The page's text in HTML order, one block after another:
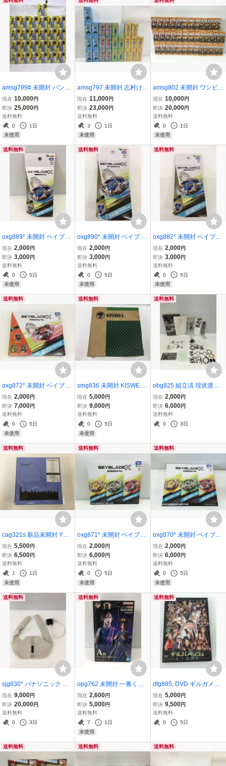
amsg799# 未開封 バンダ
イ キルアオ フィギュア 大
狼十三 25個まとめ売り
現在 10,000円
即決 25,000円
送料無料
0
1日
未使用
amsg797 未開封 志村けん
ワールドコレクタブルフ
ィギュアvol.2 4種 バカ殿
様 変なおじさん 志村園長
白鳥 26個セット
現在 11,000円
即決 23,000円
送料無料
3
1日
未使用
amsg802 未開封 ワンピー
ス ワールドコレクタブル
フィギュア 赤髪海賊団VS
バルトロメオ 35点セット
B×13 D×11 E×11
現在 10,000円
即決 20,000円
送料無料
0
1日
未使用
送料無料
oxg889* 未開封 ベイブレ
ードX BX-06 ナイトシー
ルド 3-80N タカラトミー
※韓国版
現在 2,000円
即決 3,000円
送料無料
0
5日
未使用
送料無料
oxg890* 未開封 ベイブレ
ードX BX-06 ナイトシー
ルド 3-80N タカラトミー
※韓国版
現在 2,000円
即決 3,000円
送料無料
0
5日
未使用
送料無料
oxg882* 未開封 ベイブレ
ードX BX-06 ナイトシー
ルド 3-80N タカラトミー
※韓国版
現在 2,000円
即決 3,000円
送料無料
0
5日
未使用
送料無料
oxg872* 未開封 ベイブレ
ードX BX-21 ヘルズチェ
インデッキセット 韓国版
タカラトミー
現在 2,000円
即決 7,000円
送料無料
0
5日
未使用
送料無料
smg836 未開封 KISWEL
キスウェル フラックス入
りアーク溶接ワイヤ 1.2m
m/20kgs K-71TLF ※箱ダ
メージあり
現在 5,000円
即決 9,000円
送料無料
0
5日
未使用
送料無料
obg825 組立済 現状渡し
グンゼ産業 1/12 BSA DB
D34 ゴールドスター バイ
ク プラモデル
現在 2,000円
即決 6,000円
送料無料
0
3日
送料無料
cag321s 新品未開封 YOA
SOBI / THE BOOK for,(完
全生産限定盤) CD
現在 5,500円
即決 6,500円
送料無料
1
1日
未使用
送料無料
oxg871* 未開封 ベイブレ
ードX BX-08 3on3 デッキ
セット 韓国版 タカラトミ
ー
現在 2,000円
即決 6,000円
送料無料
0
5日
未使用
送料無料
oxg870* 未開封 ベイブレ
ードX BX-08 3on3 デッキ
セット 韓国版 タカラトミ
ー
現在 2,000円
即決 6,000円
送料無料
0
5日
未使用
送料無料
sjg830* パナソニック 高
周波治療器 コリコランワ
イド EW-RA550 グレージ
ュ ※通電確認済
現在 9,000円
即決 20,000円
送料無料
0
3日
送料無料
opg762 未開封 一番くじ
キングダム A賞 昌平君 M
ASTERLISE 知と武の両論
バンダイ
現在 2,600円
即決 5,000円
送料無料
7
1日
未使用
送料無料
dfg885; DVD ギルガメッ
シュLIGHT 壇蜜湯 ぷるる
ん温泉 寝起きドッキリ い
や~ん旅行 カーウォッシ
ュバトル まなみんのお化
現在 5,000円
即決 9,500円
送料無料
0
5日
送料無料 送料無料 送料無料